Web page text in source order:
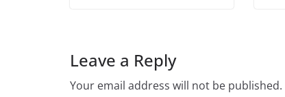
Leave a Reply
Your email address will not be published.